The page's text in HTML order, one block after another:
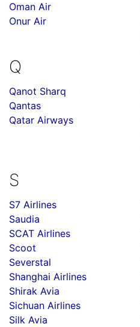
Oman Air
Onur Air
Q
Qanot Sharq
Qantas
Qatar Airways
S
S7 Airlines
Saudia
SCAT Airlines
Scoot
Severstal
Shanghai Airlines
Shirak Avia
Sichuan Airlines
Silk Avia